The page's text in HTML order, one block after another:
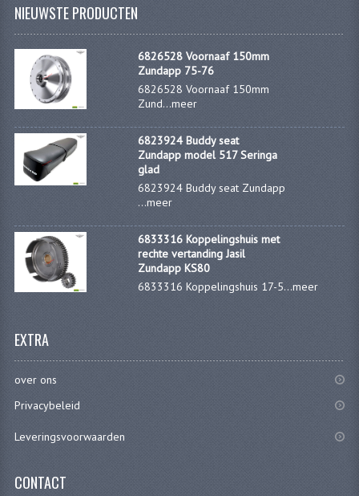
NIEUWSTE PRODUCTEN
6826528 Voornaaf 150mm
Zundapp 75-76
6826528 Voornaaf 150mm
Zund...meer
6823924 Buddy seat
Zundapp model 517 Seringa
glad
6823924 Buddy seat Zundapp
...meer
6833316 Koppelingshuis met
rechte vertanding Jasil
Zundapp KS80
6833316 Koppelingshuis 17-5...meer
EXTRA
over ons
Privacybeleid
Leveringsvoorwaarden
CONTACT